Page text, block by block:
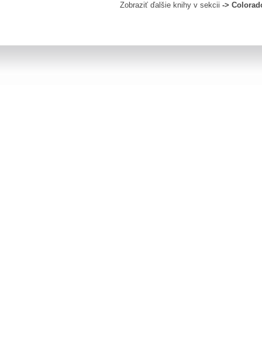
Zobraziť ďalšie knihy v sekcii ->